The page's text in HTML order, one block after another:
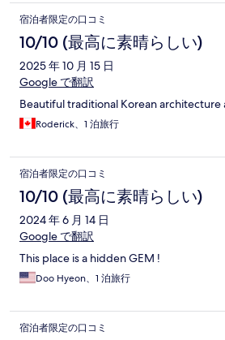
宿泊者限定の口コミ
10/10 (最高に素晴らしい)
2025 年 10 月 15 日
Google で翻訳
Beautiful traditional Korean architecture
Roderick、1 泊旅行
宿泊者限定の口コミ
10/10 (最高に素晴らしい)
2024 年 6 月 14 日
Google で翻訳
This place is a hidden GEM !
Doo Hyeon、1 泊旅行
宿泊者限定の口コミ